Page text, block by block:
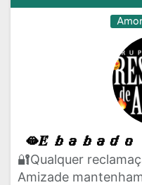
🔐Qualquer
Amizade